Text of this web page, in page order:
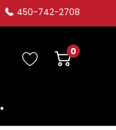
450-742-2708
0